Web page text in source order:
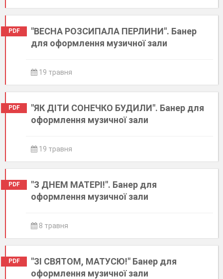
PDF
"ВЕСНА РОЗСИПАЛА ПЕРЛИНИ". Банер
для оформлення музичної зали
19 травня
PDF
"ЯК ДІТИ СОНЕЧКО БУДИЛИ". Банер для
оформлення музичної зали
19 травня
PDF
"З ДНЕМ МАТЕРІ!". Банер для
оформлення музичної зали
8 травня
PDF
"ЗІ СВЯТОМ, МАТУСЮ!" Банер для
оформлення музичної зали